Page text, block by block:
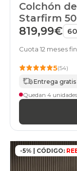
Colchón
Starfirm
819,99€
Cuota 12 meses
5(54)
Entrega gratis
Quedan 4 unidades
-5% | CÓDIGO: